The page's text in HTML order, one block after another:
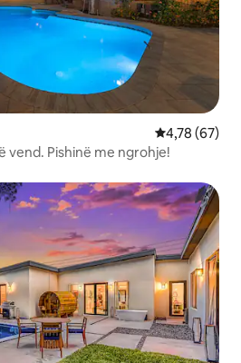
Vlerësimi
4,78 (67)
vend. Pishinë me ngrohje!